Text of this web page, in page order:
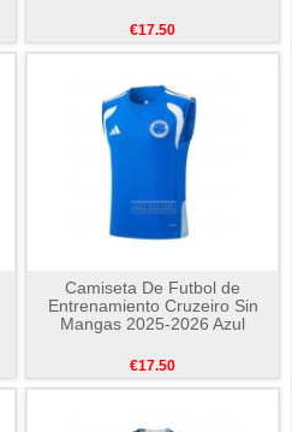
€17.50
Camiseta De Futbol de
Entrenamiento Cruzeiro Sin
Mangas 2025-2026 Azul
€17.50